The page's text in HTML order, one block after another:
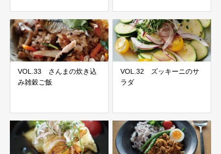
VOL.33 さんまの炊き込
み雑穀ご飯
VOL.32 ズッキーニのサ
ラダ